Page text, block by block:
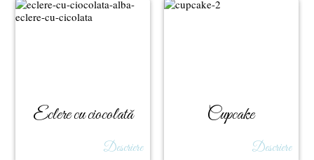
Eclere cu ciocolată
Descriere
Cupcake
Descriere